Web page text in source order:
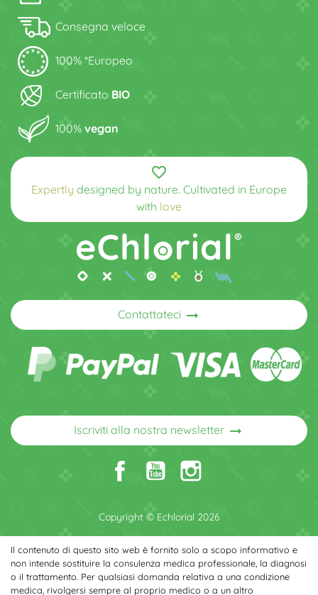
Consegna veloce
100% *Europeo
Certificato BIO
100% vegan
favorite_border
Expertly designed by nature. Cultivated in Europe
with love
Contattateci arrow_right_alt
Iscriviti alla nostra newsletter arrow_right_alt
Copyright © Echlorial 2026
Il contenuto di questo sito web è fornito solo a scopo informativo e
non intende sostituire la consulenza medica professionale, la diagnosi
o il trattamento. Per qualsiasi domanda relativa a una condizione
medica, rivolgersi sempre al proprio medico o a un altro